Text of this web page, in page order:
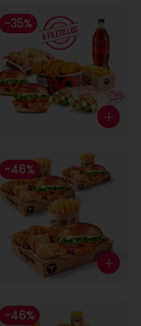
-35%
-46%
-46%